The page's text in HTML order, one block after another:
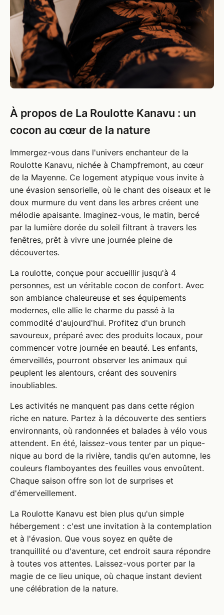
À propos de La Roulotte Kanavu : un
cocon au cœur de la nature
Immergez-vous dans l'univers enchanteur de la
Roulotte Kanavu, nichée à Champfremont, au cœur
de la Mayenne. Ce logement atypique vous invite à
une évasion sensorielle, où le chant des oiseaux et le
doux murmure du vent dans les arbres créent une
mélodie apaisante. Imaginez-vous, le matin, bercé
par la lumière dorée du soleil filtrant à travers les
fenêtres, prêt à vivre une journée pleine de
découvertes.
La roulotte, conçue pour accueillir jusqu'à 4
personnes, est un véritable cocon de confort. Avec
son ambiance chaleureuse et ses équipements
modernes, elle allie le charme du passé à la
commodité d'aujourd'hui. Profitez d'un brunch
savoureux, préparé avec des produits locaux, pour
commencer votre journée en beauté. Les enfants,
émerveillés, pourront observer les animaux qui
peuplent les alentours, créant des souvenirs
inoubliables.
Les activités ne manquent pas dans cette région
riche en nature. Partez à la découverte des sentiers
environnants, où randonnées et balades à vélo vous
attendent. En été, laissez-vous tenter par un pique-
nique au bord de la rivière, tandis qu'en automne, les
couleurs flamboyantes des feuilles vous envoûtent.
Chaque saison offre son lot de surprises et
d'émerveillement.
La Roulotte Kanavu est bien plus qu'un simple
hébergement : c'est une invitation à la contemplation
et à l'évasion. Que vous soyez en quête de
tranquillité ou d'aventure, cet endroit saura répondre
à toutes vos attentes. Laissez-vous porter par la
magie de ce lieu unique, où chaque instant devient
une célébration de la nature.